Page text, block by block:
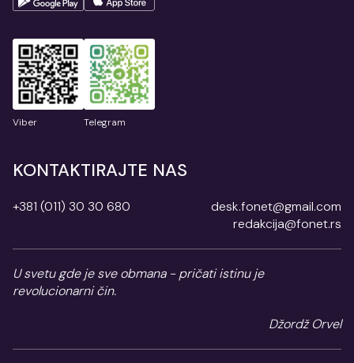
Viber Telegram
KONTAKTIRAJTE NAS
+381 (011) 30 30 680
desk.fonet@gmail.com
redakcija@fonet.rs
U svetu gde je sve obmana - pričati istinu je
revolucionarni čin.
Džordž Orvel